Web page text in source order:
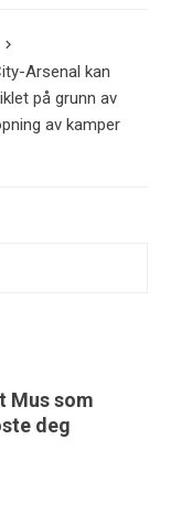
Arsenal kan
på grunn av
av kamper
Mus som
deg